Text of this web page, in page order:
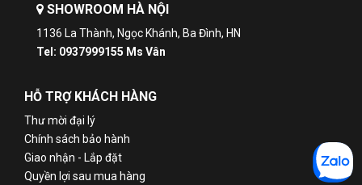
Khối lượng tịnh
Chiều dài cáp kết nối
TIỆN ÍCH:
Hút chuyên sâu
Siêu yên tĩnh
SHOWROOM HÀ NỘI
1136 La Thành, Ngọc Khánh, Ba Đình, HN
Tel: 0937999155 Ms Vân
HỖ TRỢ KHÁCH HÀNG
Thư mời đại lý
Chính sách bảo hành
Giao nhận - Lắp đặt
Quyền lợi sau mua hàng